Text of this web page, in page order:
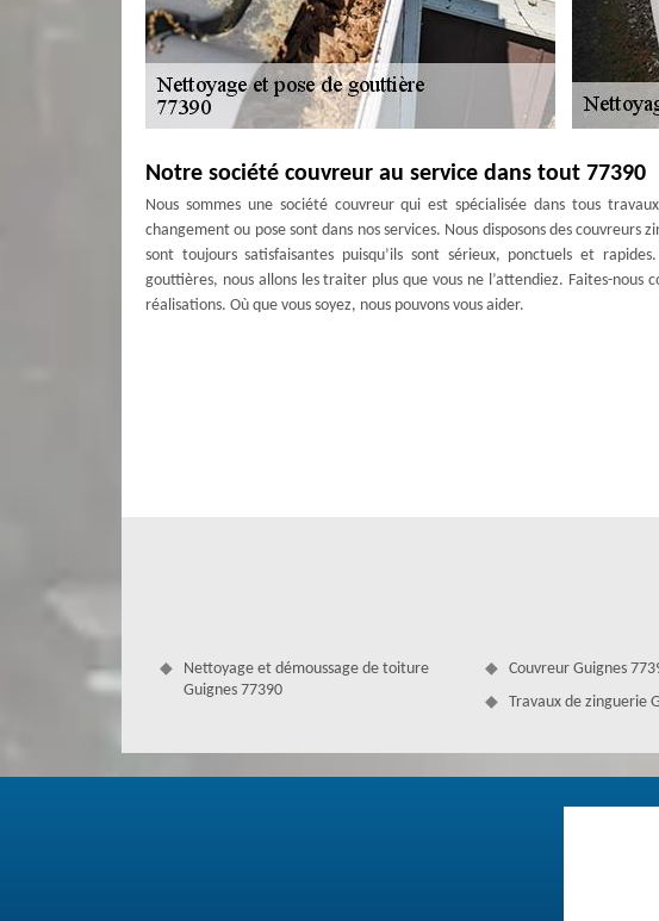
Notre société couvreur au service dans tout 77390
Nous sommes une société couvreur qui est spécialisée dans tous
changement ou pose sont dans nos services. Nous disposons des couvreurs
sont toujours satisfaisantes puisqu’ils sont sérieux, ponctuels et
gouttières, nous allons les traiter plus que vous ne l’attendiez. Faites-nous
réalisations. Où que vous soyez, nous pouvons vous aider.
Guignes : tarif pour tout budget dans le nettoyage
Avez-vous besoin d’une entreprise professionnelle pour réaliser le
dans ses environs pour vous satisfaire. Entreprise experte dans ce domaine,
Nettoyage et démoussage de toiture
Guignes 77390
Couvreur Guignes
Travaux de zinguerie